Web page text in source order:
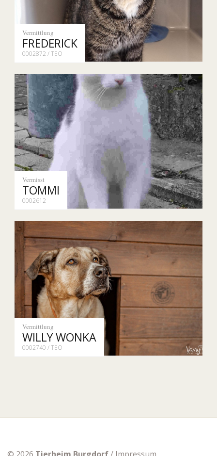
Vermittlung
FREDERICK
0002872 / TEO
Vermisst
TOMMI
0002612
Vermittlung
WILLY WONKA
0002740 / TEO